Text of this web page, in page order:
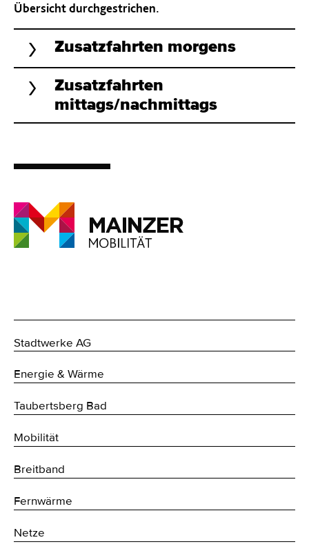
Übersicht durchgestrichen.
Zusatzfahrten morgens
Zusatzfahrten
mittags/nachmittags
Stadtwerke AG
Energie & Wärme
Taubertsberg Bad
Mobilität
Breitband
Fernwärme
Netze